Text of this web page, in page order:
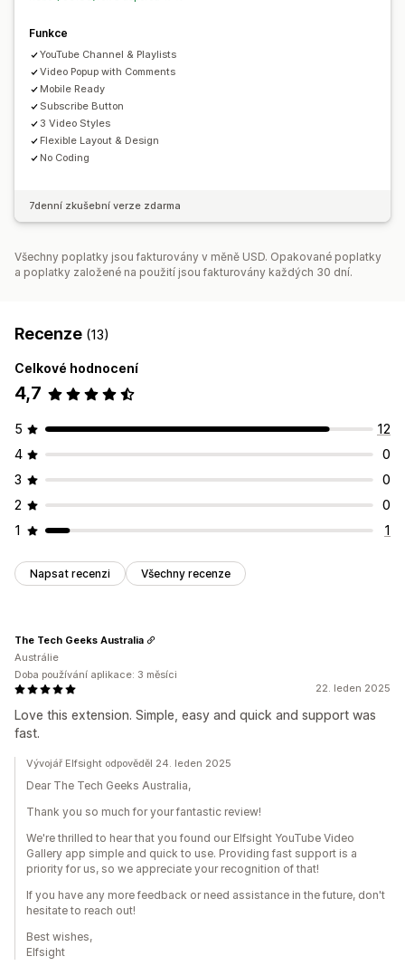
Funkce
YouTube Channel & Playlists
Video Popup with Comments
Mobile Ready
Subscribe Button
3 Video Styles
Flexible Layout & Design
No Coding
7denní zkušební verze zdarma
Všechny poplatky jsou fakturovány v měně USD. Opakované poplatky
a poplatky založené na použití jsou fakturovány každých 30 dní.
Recenze (13)
Celkové hodnocení
4,7
5
12
4
0
3
0
2
0
1
1
Napsat recenzi Všechny recenze
22. leden 2025
Love this extension. Simple, easy and quick and support was
fast.
The Tech Geeks Australia
Austrálie
Doba používání aplikace: 3 měsíci
Vývojář Elfsight odpověděl 24. leden 2025
Dear The Tech Geeks Australia,
Thank you so much for your fantastic review!
We're thrilled to hear that you found our Elfsight YouTube Video
Gallery app simple and quick to use. Providing fast support is a
priority for us, so we appreciate your recognition of that!
If you have any more feedback or need assistance in the future, don't
hesitate to reach out!
Best wishes,
Elfsight